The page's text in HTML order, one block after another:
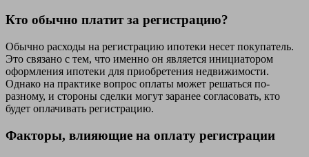
Кто обычно платит за регистрацию?
Обычно расходы на регистрацию ипотеки несет покупатель.
Это связано с тем, что именно он является инициатором
оформления ипотеки для приобретения недвижимости.
Однако на практике вопрос оплаты может решаться по-
разному, и стороны сделки могут заранее согласовать, кто
будет оплачивать регистрацию.
Факторы, влияющие на оплату регистрации